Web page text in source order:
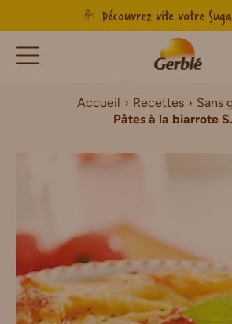
Découvrez vite votre
Accueil Recettes
Sans